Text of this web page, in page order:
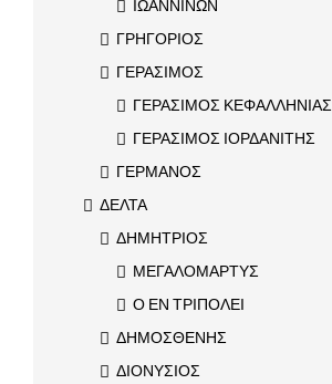
ΙΩΑΝΝΙΝΩΝ
ΓΡΗΓΟΡΙΟΣ
ΓΕΡΑΣΙΜΟΣ
ΓΕΡΑΣΙΜΟΣ ΚΕΦΑΛΛΗΝΙΑΣ
ΓΕΡΑΣΙΜΟΣ ΙΟΡΔΑΝΙΤΗΣ
ΓΕΡΜΑΝΟΣ
ΔΕΛΤΑ
ΔΗΜΗΤΡΙΟΣ
ΜΕΓΑΛΟΜΑΡΤΥΣ
Ο ΕΝ ΤΡΙΠΟΛΕΙ
ΔΗΜΟΣΘΕΝΗΣ
ΔΙΟΝΥΣΙΟΣ